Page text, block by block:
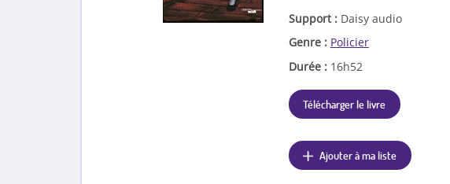
Support : Daisy audio
Genre : Policier
Durée : 16h52
Télécharger le livre
Ajouter à ma liste